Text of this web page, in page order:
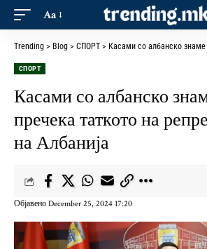
Aa
Trending > Blog > СПОРТ > Касами со албанско знаме го пречека
СПОРТ
Касами со албанско
пречека таткото на
на Албанија
Објавено December 25, 2024 17:20